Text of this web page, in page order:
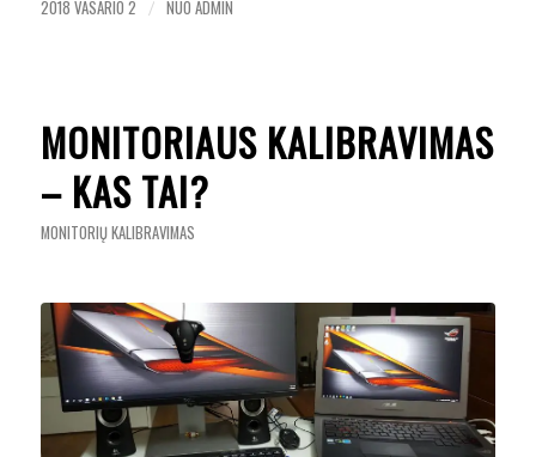
2018 VASARIO 2 / NUO ADMIN
MONITORIAUS KALIBRAVIMAS
– KAS TAI?
MONITORIŲ KALIBRAVIMAS